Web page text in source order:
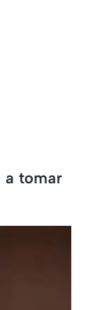
a tomar